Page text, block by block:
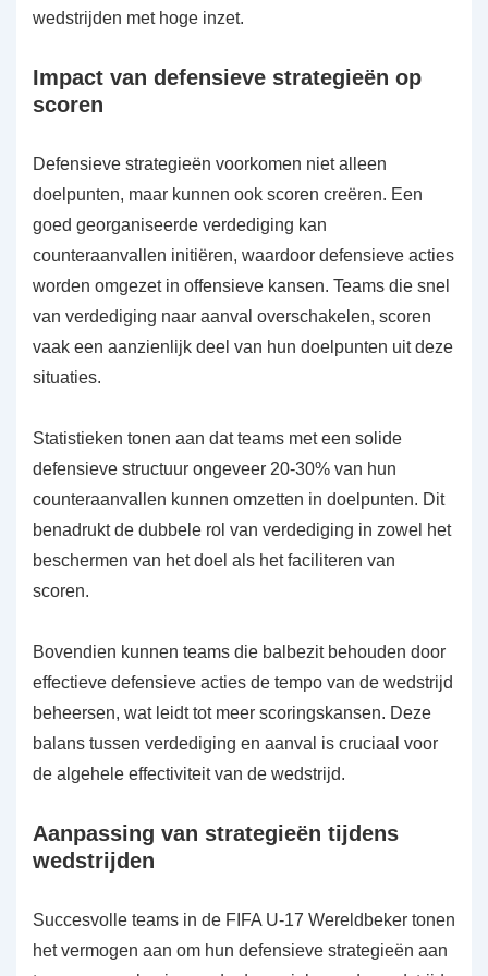
wedstrijden met hoge inzet.
Impact van defensieve strategieën op
scoren
Defensieve strategieën voorkomen niet alleen
doelpunten, maar kunnen ook scoren creëren. Een
goed georganiseerde verdediging kan
counteraanvallen initiëren, waardoor defensieve acties
worden omgezet in offensieve kansen. Teams die snel
van verdediging naar aanval overschakelen, scoren
vaak een aanzienlijk deel van hun doelpunten uit deze
situaties.
Statistieken tonen aan dat teams met een solide
defensieve structuur ongeveer 20-30% van hun
counteraanvallen kunnen omzetten in doelpunten. Dit
benadrukt de dubbele rol van verdediging in zowel het
beschermen van het doel als het faciliteren van
scoren.
Bovendien kunnen teams die balbezit behouden door
effectieve defensieve acties de tempo van de wedstrijd
beheersen, wat leidt tot meer scoringskansen. Deze
balans tussen verdediging en aanval is cruciaal voor
de algehele effectiviteit van de wedstrijd.
Aanpassing van strategieën tijdens
wedstrijden
Succesvolle teams in de FIFA U-17 Wereldbeker tonen
het vermogen aan om hun defensieve strategieën aan